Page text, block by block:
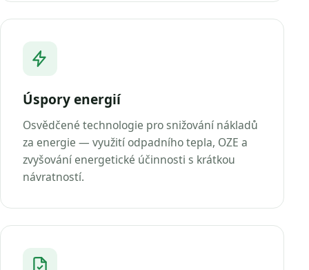
Úspory energií
Osvědčené technologie pro snižování nákladů
za energie — využití odpadního tepla, OZE a
zvyšování energetické účinnosti s krátkou
návratností.